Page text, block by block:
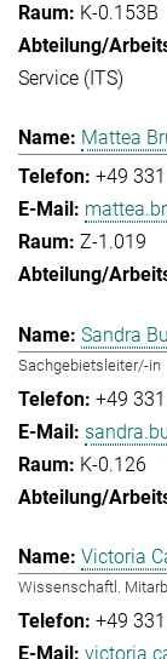
K-0.153B
Service (ITS)
Mattea
+49
Z-1.019
Sandra
Sachgebietsleiter/-in
+49
K-0.126
Victoria
Wissenschaftl.
+49